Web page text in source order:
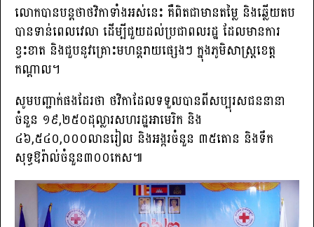
លោកបានបន្តថាថវិកាទាំងអស់នេះ គឺពិតជាមានតម្លៃ និងឆ្លើយតប
បានទាន់ពេលវេលា ដើម្បីជួយដល់ប្រជាពលរដ្ឋ ដែលមានការ
ខ្វះខាត និងជួបនូវគ្រោះមហន្តរាយផ្សេងៗ ក្នុងភូមិសាស្ត្រខេត្ត
កណ្ដាល។
សូមបញ្ជាក់ផងដែរថា ថវិកាដែលទទួលបានពីសប្បុរសជននានា
ចំនួន ១៩,២៥០ដុល្លារសហរដ្ឋអាមេរិក និង
៤៦,៥៤០,០០០លានរៀល និងអង្ករចំនួន ៣៥តោន និងទឹក
សុទ្ធឱរ៉ាល់ចំនួន៣០០កេស៕